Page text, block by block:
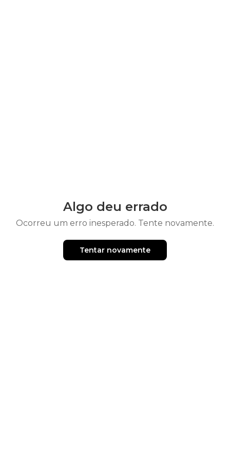
Algo deu errado
Ocorreu um erro inesperado. Tente novamente.
Tentar novamente